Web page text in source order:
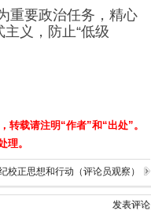
重要政治任务，精心
义，防止“低级
载请注明“作者”和“出处”。
理。
校正思想和行动（评论员观察）
发表评论